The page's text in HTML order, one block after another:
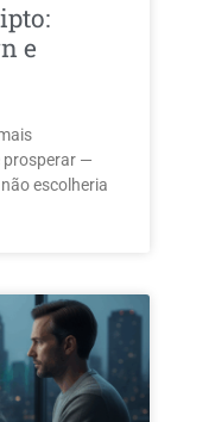
e
prosperar —
escolheria